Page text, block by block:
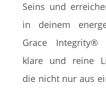
Seins und
in deinem
Grace Integrity®
klare und reine
die nicht nur aus